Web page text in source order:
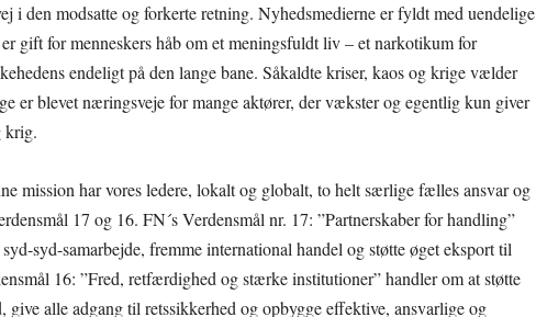
i den modsatte og forkerte retning. Nyhedsmedierne er fyldt med uendelige
gift for menneskers håb om et meningsfuldt liv – et narkotikum for
endeligt på den lange bane. Såkaldte kriser, kaos og krige vælder
er blevet næringsveje for mange aktører, der vækster og egentlig kun giver
krig.
mission har vores ledere, lokalt og globalt, to helt særlige fælles ansvar og
17 og 16. FN´s Verdensmål nr. 17: ”Partnerskaber for handling”
syd-samarbejde, fremme international handel og støtte øget eksport til
16: ”Fred, retfærdighed og stærke institutioner” handler om at støtte
give alle adgang til retssikkerhed og opbygge effektive, ansvarlige og